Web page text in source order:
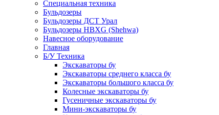
Специальная техника
Бульдозеры
Бульдозеры ДСТ Урал
Бульдозеры HBXG (Shehwa)
Навесное оборудование
Главная
Б/У Техника
Экскаваторы бу
Экскаваторы среднего класса бу
Экскаваторы большого класса бу
Колесные экскаваторы бу
Гусеничные экскаваторы бу
Мини-экскаваторы бу